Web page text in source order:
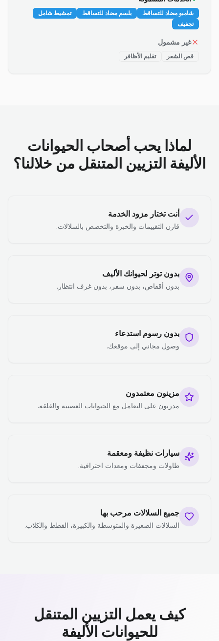
شامبو مضاد للتساقط بلسم مضاد للتساقط
تمشيط شامل
تجفيف
غير مشمول
قص الشعر تقليم الأظافر
لماذا يحب أصحاب الحيوانات
الأليفة التزيين المتنقل من خلالنا؟
أنت تختار مزود الخدمة
قارن التقييمات والخبرة والتخصص بالسلالات.
بدون توتر لحيوانك الأليف
بدون أقفاص، بدون سفر، بدون غرف انتظار.
بدون رسوم استدعاء
وصول مجاني إلى موقعك.
مزينون معتمدون
مدربون على التعامل مع الحيوانات العصبية والقلقة.
سيارات نظيفة ومعقمة
طاولات ومجففات ومعدات احترافية.
جميع السلالات مرحب بها
السلالات الصغيرة والمتوسطة والكبيرة، القطط والكلاب.
كيف يعمل التزيين المتنقل
للحيوانات الأليفة